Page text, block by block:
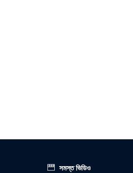
সমস্ত ভিডিও